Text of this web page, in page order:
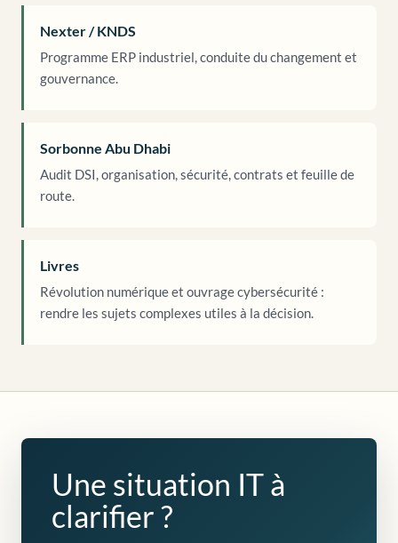
Nexter / KNDS
Programme ERP industriel, conduite du changement et
gouvernance.
Sorbonne Abu Dhabi
Audit DSI, organisation, sécurité, contrats et feuille de
route.
Livres
Révolution numérique et ouvrage cybersécurité :
rendre les sujets complexes utiles à la décision.
Une situation IT à
clarifier ?